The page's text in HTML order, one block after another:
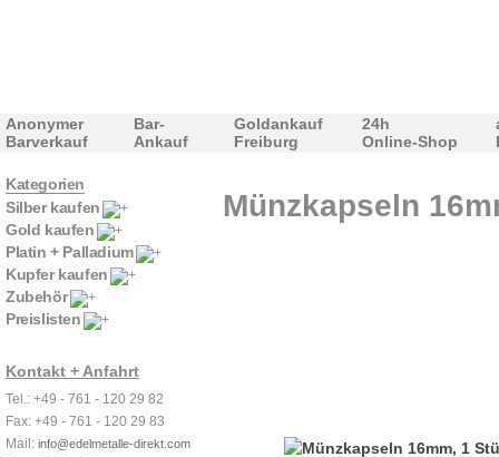
Anonymer
Barverkauf
Bar-
Ankauf
Goldankauf
Freiburg
24h
Online-Shop
Kategorien
Silber kaufen
Gold kaufen
Platin + Palladium
Kupfer kaufen
Zubehör
Preislisten
Kontakt + Anfahrt
Tel.: +49 - 761 - 120 29 82
Fax: +49 - 761 - 120 29 83
Mail: info@edelmetalle-direkt.com
Münzkapseln